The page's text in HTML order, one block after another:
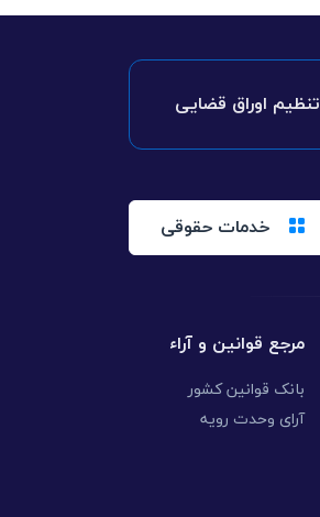
تنظیم اوراق قضایی
خدمات حقوقی
مرجع قوانین و آراء
بانک قوانین کشور
آرای وحدت رویه